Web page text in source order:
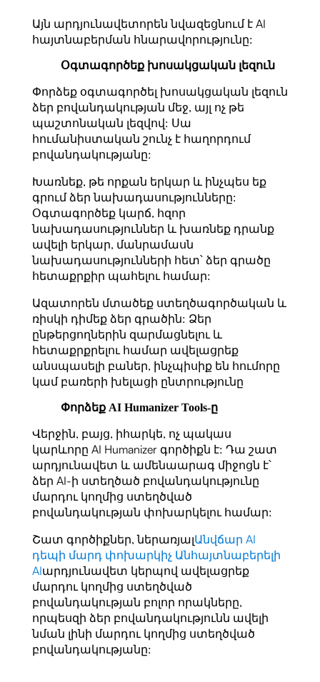
Այն արդյունավետորեն նվազեցնում է AI
հայտնաբերման հնարավորությունը:
Օգտագործեք խոսակցական լեզուն
Փորձեք օգտագործել խոսակցական լեզուն
ձեր բովանդակության մեջ, այլ ոչ թե
պաշտոնական լեզվով: Սա
հումանիստական ​​շունչ է հաղորդում
բովանդակությանը:
Խառնեք, թե որքան երկար և ինչպես եք
գրում ձեր նախադասությունները:
Օգտագործեք կարճ, հզոր
նախադասություններ և խառնեք դրանք
ավելի երկար, մանրամասն
նախադասությունների հետ՝ ձեր գրածը
հետաքրքիր պահելու համար:
Ազատորեն մտածեք ստեղծագործական և
ռիսկի դիմեք ձեր գրածին: Ձեր
ընթերցողներին զարմացնելու և
հետաքրքրելու համար ավելացրեք
անսպասելի բաներ, ինչպիսիք են հումորը
կամ բառերի խելացի ընտրությունը
Փորձեք AI Humanizer Tools-ը
Վերջին, բայց, իհարկե, ոչ պակաս
կարևորը AI Humanizer գործիքն է: Դա շատ
արդյունավետ և ամենաարագ միջոցն է՝
ձեր AI-ի ստեղծած բովանդակությունը
մարդու կողմից ստեղծված
բովանդակության փոխարկելու համար:
Շատ գործիքներ, ներառյալԱնվճար AI
դեպի մարդ փոխարկիչ Անհայտնաբերելի
AIարդյունավետ կերպով ավելացրեք
մարդու կողմից ստեղծված
բովանդակության բոլոր որակները,
որպեսզի ձեր բովանդակությունն ավելի
նման լինի մարդու կողմից ստեղծված
բովանդակությանը: